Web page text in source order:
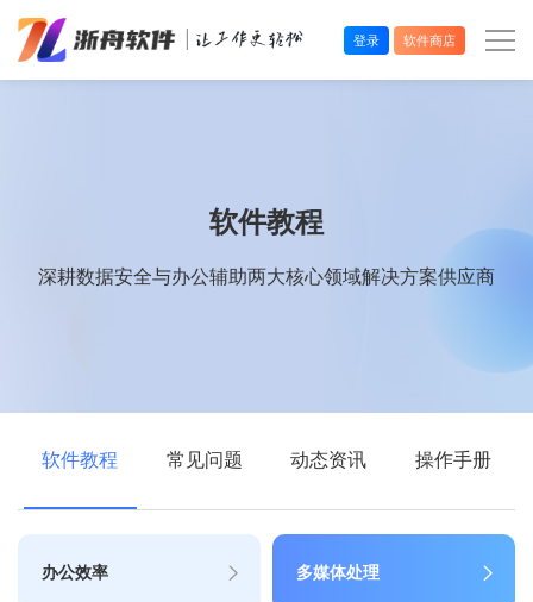
登录 软件商店
软件教程
深耕数据安全与办公辅助两大核心领域解决方案供应商
软件教程 常见问题 动态资讯 操作手册
办公效率 多媒体处理